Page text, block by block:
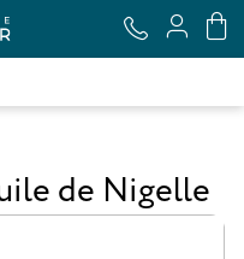
de Nigelle